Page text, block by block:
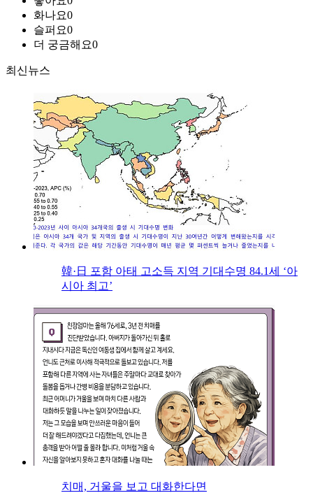
화나요0
슬퍼요0
더 궁금해요0
최신뉴스
韓·日 포함 아태 고소득 지역 기대수명 84.1세 ‘아
시아 최고’
치매, 거울을 보고 대화한다면